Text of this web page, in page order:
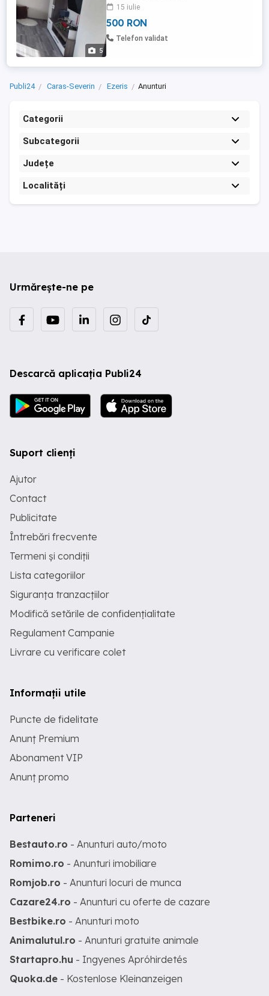
5
15 iulie
500 RON
Telefon validat
Publi24 Caras-Severin Ezeris Anunturi
Categorii
Subcategorii
Județe
Localități
Urmărește-ne pe
Descarcă aplicația Publi24
Suport clienți
Ajutor
Contact
Publicitate
Întrebări frecvente
Termeni și condiții
Lista categoriilor
Siguranța tranzacțiilor
Modifică setările de confidențialitate
Regulament Campanie
Livrare cu verificare colet
Informații utile
Puncte de fidelitate
Anunț Premium
Abonament VIP
Anunț promo
Parteneri
Bestauto.ro - Anunturi auto/moto
Romimo.ro - Anunturi imobiliare
Romjob.ro - Anunturi locuri de munca
Cazare24.ro - Anunturi cu oferte de cazare
Bestbike.ro - Anunturi moto
Animalutul.ro - Anunturi gratuite animale
Startapro.hu - Ingyenes Apróhirdetés
Quoka.de - Kostenlose Kleinanzeigen